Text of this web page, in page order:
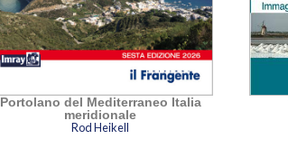
Portolano del Mediterraneo Italia
meridionale
Rod Heikell